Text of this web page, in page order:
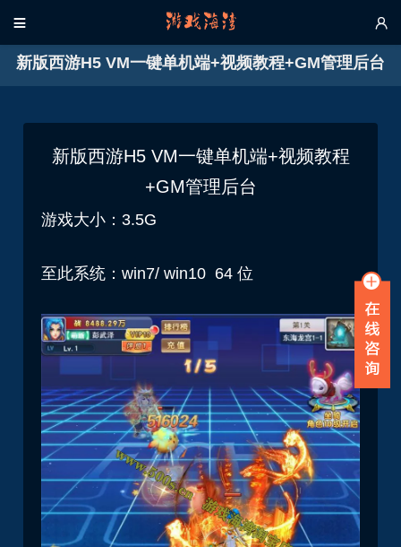
 
新版西游H5 VM一键单机端+视频教程+GM管理后台
新版西游H5 VM一键单机端+视频教程
+GM管理后台
游戏大小：3.5G
至此系统：win7/ win10 64 位